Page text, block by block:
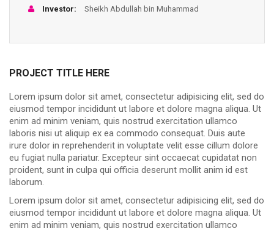
Investor:
Sheikh Abdullah bin Muhammad
PROJECT TITLE HERE
Lorem ipsum dolor sit amet, consectetur adipisicing elit, sed do
eiusmod tempor incididunt ut labore et dolore magna aliqua. Ut
enim ad minim veniam, quis nostrud exercitation ullamco
laboris nisi ut aliquip ex ea commodo consequat. Duis aute
irure dolor in reprehenderit in voluptate velit esse cillum dolore
eu fugiat nulla pariatur. Excepteur sint occaecat cupidatat non
proident, sunt in culpa qui officia deserunt mollit anim id est
laborum.
Lorem ipsum dolor sit amet, consectetur adipisicing elit, sed do
eiusmod tempor incididunt ut labore et dolore magna aliqua. Ut
enim ad minim veniam, quis nostrud exercitation ullamco